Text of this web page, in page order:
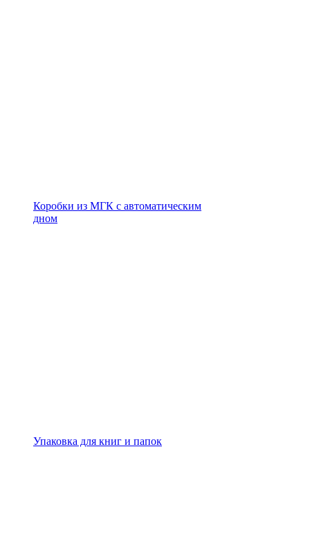
Коробки из МГК с автоматическим
дном
Упаковка для книг и папок